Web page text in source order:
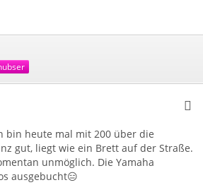
bin heute mal mit 200 über die
gut, liegt wie ein Brett auf der Straße.
unmöglich. Die Yamaha
ausgebucht😑